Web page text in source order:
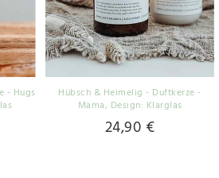
- Hugs
Hübsch & Heimelig - Duftkerze -
Mama, Design: Klarglas
24,90 €